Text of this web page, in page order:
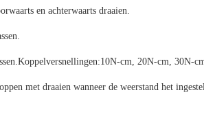
en achterwaarts draaien.
cm, 20N-cm, 30N-
met draaien wanneer de weerstand het